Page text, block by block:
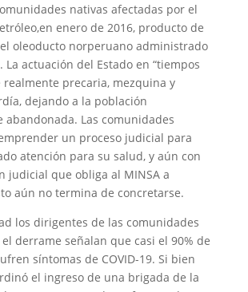
nativas afectadas por el
enero de 2016, producto de
oleoducto norperuano administrado
La actuación del Estado en “tiempos
realmente precaria, mezquina y
dejando a la población
abandonada. Las comunidades
un proceso judicial para
atención para su salud, y aún con
judicial que obliga al MINSA a
aún no termina de concretarse.
los dirigentes de las comunidades
derrame señalan que casi el 90% de
síntomas de COVID-19. Si bien
el ingreso de una brigada de la